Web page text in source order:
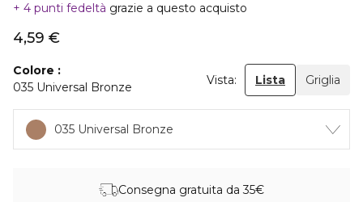
4 punti fedeltà grazie a questo acquisto
4,59 €
Colore
035 Universal Bronze
Vista: Lista Griglia
035 Universal Bronze
Consegna gratuita da 35€